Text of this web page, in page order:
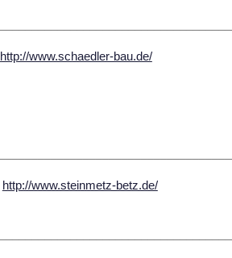
http://www.schaedler-bau.de/
http://www.steinmetz-betz.de/